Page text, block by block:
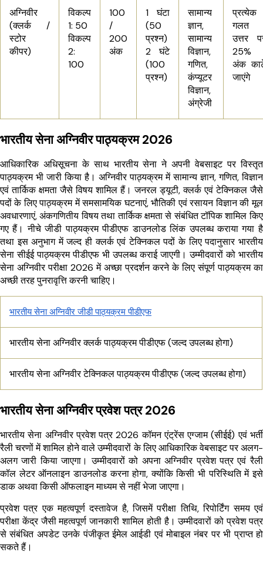
अग्निवीर
(क्लर्क /
स्टोर
कीपर)
विकल्प
1: 50
विकल्प
2:
100
100
/
200
अंक
1 घंटा
(50
प्रश्न)
2 घंटे
(100
प्रश्न)
सामान्य
ज्ञान,
सामान्य
विज्ञान,
गणित,
कंप्यूटर
विज्ञान,
अंग्रेजी
प्रत्येक
गलत
उत्तर
25%
अंक
जाएंगे
भारतीय सेना अग्निवीर पाठ्यक्रम 2026
आधिकारिक अधिसूचना के साथ भारतीय सेना ने अपनी वेबसाइट पर विस्तृत
पाठ्यक्रम भी जारी किया है। अग्निवीर पाठ्यक्रम में सामान्य ज्ञान, गणित, विज्ञान
एवं तार्किक क्षमता जैसे विषय शामिल हैं। जनरल ड्यूटी, क्लर्क एवं टेक्निकल जैसे
पदों के लिए पाठ्यक्रम में समसामयिक घटनाएं, भौतिकी एवं रसायन विज्ञान की मूल
अवधारणाएं, अंकगणितीय विषय तथा तार्किक क्षमता से संबंधित टॉपिक शामिल किए
गए हैं। नीचे जीडी पाठ्यक्रम पीडीएफ डाउनलोड लिंक उपलब्ध कराया गया है
तथा इस अनुभाग में जल्द ही क्लर्क एवं टेक्निकल पदों के लिए पदानुसार भारतीय
सेना सीईई पाठ्यक्रम पीडीएफ भी उपलब्ध कराई जाएगी। उम्मीदवारों को भारतीय
सेना अग्निवीर परीक्षा 2026 में अच्छा प्रदर्शन करने के लिए संपूर्ण पाठ्यक्रम का
अच्छी तरह पुनरावृत्ति करनी चाहिए।
भारतीय सेना अग्निवीर जीडी पाठ्यक्रम पीडीएफ
भारतीय सेना अग्निवीर क्लर्क पाठ्यक्रम पीडीएफ (जल्द उपलब्ध होगा)
भारतीय सेना अग्निवीर टेक्निकल पाठ्यक्रम पीडीएफ (जल्द उपलब्ध होगा)
भारतीय सेना अग्निवीर प्रवेश पत्र 2026
भारतीय सेना अग्निवीर प्रवेश पत्र 2026 कॉमन एंट्रेंस एग्जाम (सीईई) एवं भर्ती
रैली चरणों में शामिल होने वाले उम्मीदवारों के लिए आधिकारिक वेबसाइट पर अलग-
अलग जारी किया जाएगा। उम्मीदवारों को अपना अग्निवीर प्रवेश पत्र एवं रैली
कॉल लेटर ऑनलाइन डाउनलोड करना होगा, क्योंकि किसी भी परिस्थिति में इसे
डाक अथवा किसी ऑफलाइन माध्यम से नहीं भेजा जाएगा।
प्रवेश पत्र एक महत्वपूर्ण दस्तावेज है, जिसमें परीक्षा तिथि, रिपोर्टिंग समय एवं
परीक्षा केंद्र जैसी महत्वपूर्ण जानकारी शामिल होती है। उम्मीदवारों को प्रवेश पत्र
से संबंधित अपडेट उनके पंजीकृत ईमेल आईडी एवं मोबाइल नंबर पर भी प्राप्त हो
सकते हैं।